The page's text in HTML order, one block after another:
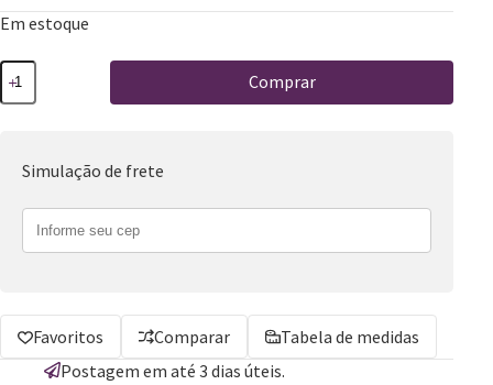
Em estoque
Comprar
Simulação de frete
Favoritos Comparar
Tabela de medidas
Postagem em até 3 dias úteis.